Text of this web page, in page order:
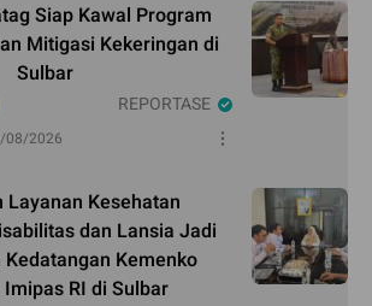
Siap Kawal Program
Mitigasi Kekeringan di
Sulbar
REPORTASE
08/2026
Layanan Kesehatan
dan Lansia Jadi
Kemenko
RI di Sulbar